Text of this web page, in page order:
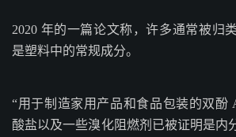
2020 年的一篇论文称，许多通常被归
是塑料中的常规成分。
“用于制造家用产品和食品包装的双酚
酸盐以及一些溴化阻燃剂已被证明是内